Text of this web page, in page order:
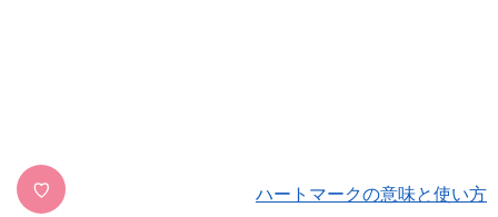
♡ ハートマークの意味と使い方